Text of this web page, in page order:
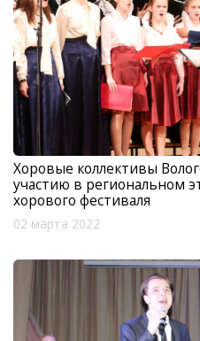
Хоровые коллективы
участию в региональном
хорового фестиваля
02 марта 2022